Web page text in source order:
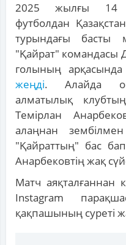
2025 жылғы 14
футболдан
турындағы басты
"Қайрат" командасы
голының
жеңді. Алайда
алматылық
Темірлан
алаңнан
"Қайраттың" бас
Анарбековтің жақ
Матч аяқталғаннан
Instagram
қақпашының суреті